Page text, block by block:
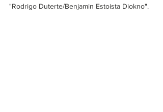
"Rodrigo Duterte/Benjamin Estoista Diokno".